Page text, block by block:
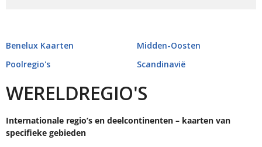
Benelux Kaarten
Midden-Oosten
Poolregio's
Scandinavië
WERELDREGIO'S
Internationale regio’s en deelcontinenten – kaarten van
specifieke gebieden